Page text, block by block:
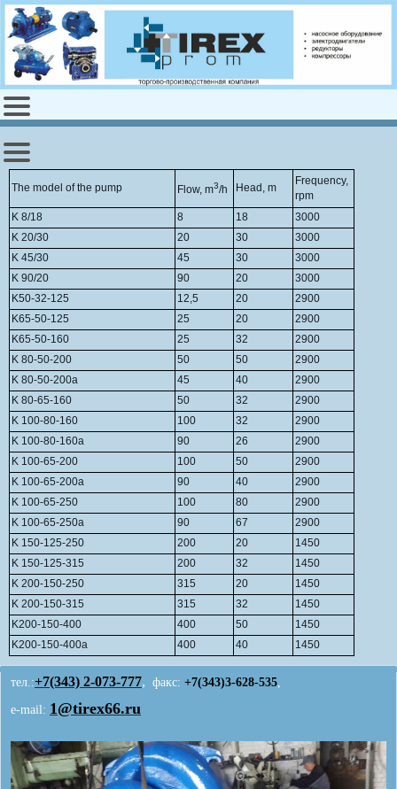
The model of the pump Flow, m3/h Head, m
Frequency,
rpm
K 8/18
8 18
3000
K 20/30
20 30
3000
K 45/30
45 30
3000
K 90/20
90 20
3000
K50-32-125
12,5 20
2900
K65-50-125
25 20
2900
K65-50-160
25 32
2900
K 80-50-200
50 50
2900
K 80-50-200a
45 40
2900
K 80-65-160
50 32
2900
K 100-80-160
100 32
2900
K 100-80-160a
90 26
2900
K 100-65-200
100 50
2900
K 100-65-200a
90 40
2900
K 100-65-250
100 80
2900
K 100-65-250a
90 67
2900
K 150-125-250
200 20
1450
K 150-125-315
200 32
1450
K 200-150-250
315 20
1450
K 200-150-315
315 32
1450
K200-150-400
400 50
1450
K200-150-400a
400 40 1450
тел.:+7(343) 2-073-777, факс: +7(343)3-628-535,
e-mail: 1@tirex66.ru